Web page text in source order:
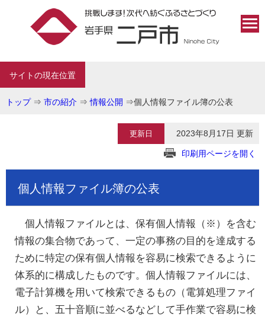
サイトの現在位置
トップ⇒ 市の紹介 ⇒情報公開 ⇒個人情報ファイル簿の公表
更新日 2023年8月17日 更新
印刷用ページを開く
個人情報ファイル簿の公表
個人情報ファイルとは、保有個人情報（※）を含む
情報の集合物であって、一定の事務の目的を達成する
ために特定の保有個人情報を容易に検索できるように
体系的に構成したものです。個人情報ファイルには、
電子計算機を用いて検索できるもの（電算処理ファイ
ル）と、五十音順に並べるなどして手作業で容易に検